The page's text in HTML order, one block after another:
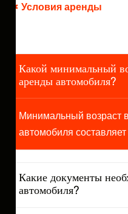
Условия аренды
Какой минимальный
аренды автомобиля?
Минимальный возраст
автомобиля составляет
Какие документы
автомобиля?